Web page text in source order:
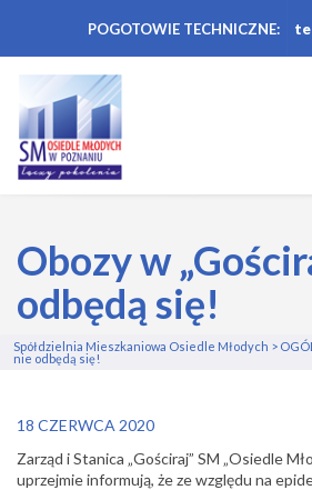
POGOTOWIE TECHNICZNE:
Obozy w
odbędą się!
Spółdzielnia Mieszkaniowa Osiedle Młodych >
nie odbędą się!
18 CZERWCA 2020
Zarząd i Stanica „Gościraj” SM „Osiedle
uprzejmie informują, że ze względu na